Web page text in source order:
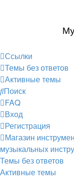
Ссылки
Темы без ответов
Активные темы
Поиск
FAQ
Вход
Регистрация
Магазин
музыкальных
Темы без ответов
Активные темы